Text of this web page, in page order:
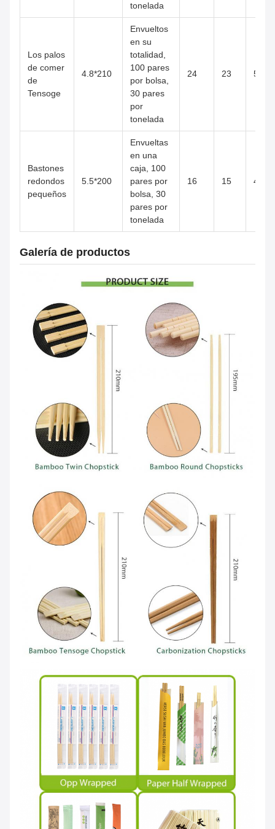
tonelada
Los palos
de comer
de
Tensoge
4.8*210
Envueltos
en su
totalidad,
100 pares
por bolsa,
30 pares
por
tonelada
24 23
Bastones
redondos
pequeños
5.5*200
Envueltas
en una
caja, 100
pares por
bolsa, 30
pares por
tonelada
16 15
Galería de productos